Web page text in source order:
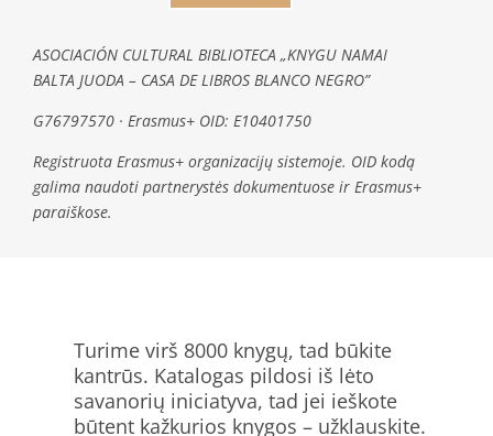
ASOCIACIÓN CULTURAL BIBLIOTECA „KNYGU NAMAI
BALTA JUODA – CASA DE LIBROS BLANCO NEGRO”
G76797570 · Erasmus+ OID: E10401750
Registruota Erasmus+ organizacijų sistemoje. OID kodą
galima naudoti partnerystės dokumentuose ir Erasmus+
paraiškose.
Turime virš 8000 knygų, tad būkite
kantrūs. Katalogas pildosi iš lėto
savanorių iniciatyva, tad jei ieškote
būtent kažkurios knygos – užklauskite.